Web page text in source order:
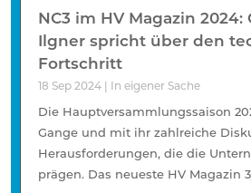
NC3 im HV Magazin 2024:
Ilgner spricht über den
Fortschritt
18 Sep 2024 | In eigener Sache
Die Hauptversammlungssaison
Gange und mit ihr zahlreiche
Herausforderungen, die die
prägen. Das neueste HV Magazin